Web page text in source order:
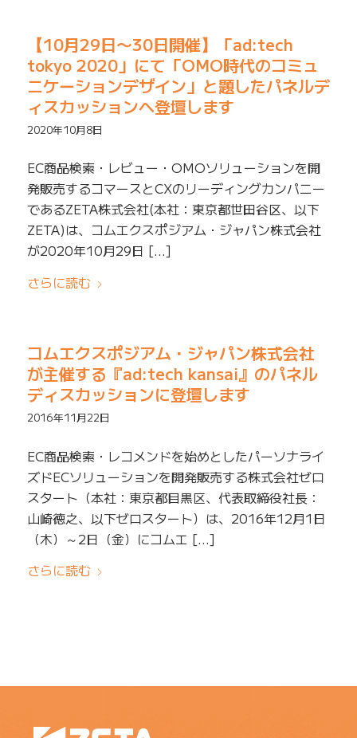
【10月29日〜30日開催】「ad:tech
tokyo 2020」にて「OMO時代のコミュ
ニケーションデザイン」と題したパネルデ
ィスカッションへ登壇します
2020年10月8日
EC商品検索・レビュー・OMOソリューションを開
発販売するコマースとCXのリーディングカンパニー
であるZETA株式会社(本社：東京都世田谷区、以下
ZETA)は、コムエクスポジアム・ジャパン株式会社
が2020年10月29日 […]
さらに読む
コムエクスポジアム・ジャパン株式会社
が主催する『ad:tech kansai』のパネル
ディスカッションに登壇します
2016年11月22日
EC商品検索・レコメンドを始めとしたパーソナライ
ズドECソリューションを開発販売する株式会社ゼロ
スタート（本社：東京都目黒区、代表取締役社長：
山崎徳之、以下ゼロスタート）は、2016年12月1日
（木）～2日（金）にコムエ […]
さらに読む